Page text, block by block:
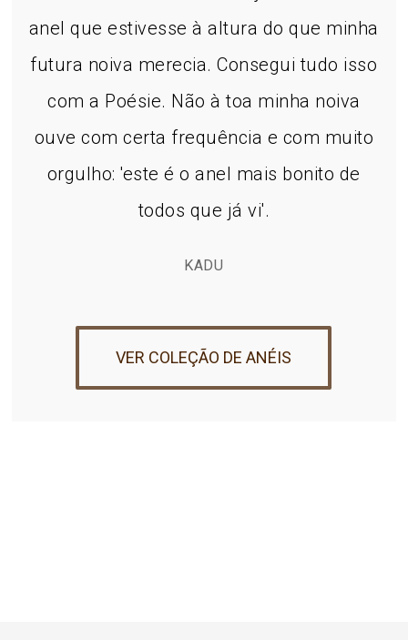
anel que estivesse à altura do que minha
futura noiva merecia. Consegui tudo isso
com a Poésie. Não à toa minha noiva
ouve com certa frequência e com muito
orgulho: 'este é o anel mais bonito de
todos que já vi'.
KADU
VER COLEÇÃO DE ANÉIS